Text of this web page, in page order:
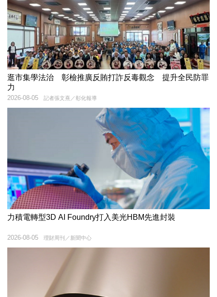
逛市集學法治 彰檢推廣反賄打詐反毒觀念 提升全民防罪
力
記者張文熹／彰化報導
2026-08-05
力積電轉型3D AI Foundry打入美光HBM先進封裝
理財周刊／新聞中心
2026-08-05